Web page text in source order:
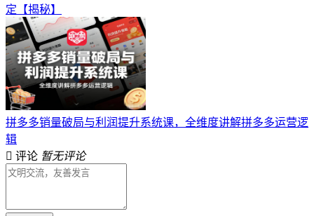
定【揭秘】
拼多多销量破局与利润提升系统课，全维度讲解拼多多运营逻
辑
评论 暂无评论